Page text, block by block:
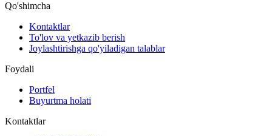
Qo'shimcha
Kontaktlar
To'lov va yetkazib berish
Joylashtirishga qo'yiladigan talablar
Foydali
Portfel
Buyurtma holati
Kontaktlar